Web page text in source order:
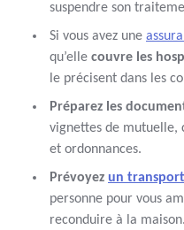
suspendre son
Si vous avez une
qu’elle couvre les
le précisent dans les
Préparez les
vignettes de mutuelle,
et ordonnances.
Prévoyez un
personne pour vous
reconduire à la maison.